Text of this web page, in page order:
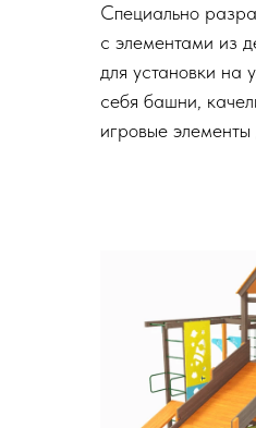
Специально
с элементами из
для установки на
себя башни,
игровые элементы